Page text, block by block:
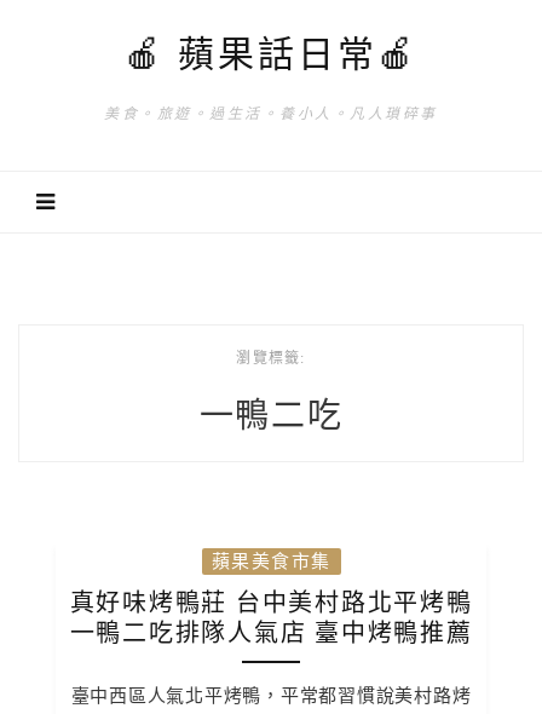
🍎 蘋果話日常🍎
美食。旅遊。過生活。養小人。凡人瑣碎事
瀏覽標籤:
一鴨二吃
蘋果美食市集
真好味烤鴨莊 台中美村路北平烤鴨
一鴨二吃排隊人氣店 臺中烤鴨推薦
臺中西區人氣北平烤鴨，平常都習慣說美村路烤